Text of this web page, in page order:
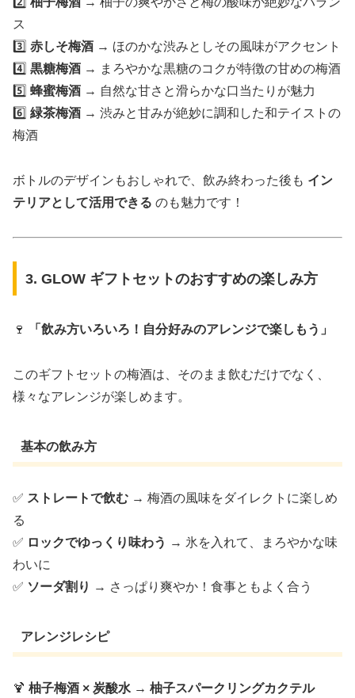
ス
3️⃣ 赤しそ梅酒 → ほのかな渋みとしその風味がアクセント
4️⃣ 黒糖梅酒 → まろやかな黒糖のコクが特徴の甘めの梅酒
5️⃣ 蜂蜜梅酒 → 自然な甘さと滑らかな口当たりが魅力
6️⃣ 緑茶梅酒 → 渋みと甘みが絶妙に調和した和テイストの
梅酒
ボトルのデザインもおしゃれで、飲み終わった後も イン
テリアとして活用できる のも魅力です！
3. GLOW ギフトセットのおすすめの楽しみ方
🍷 「飲み方いろいろ！自分好みのアレンジで楽しもう」
このギフトセットの梅酒は、そのまま飲むだけでなく、
様々なアレンジが楽しめます。
基本の飲み方
✅ ストレートで飲む → 梅酒の風味をダイレクトに楽しめ
る
✅ ロックでゆっくり味わう → 氷を入れて、まろやかな味
わいに
✅ ソーダ割り → さっぱり爽やか！食事ともよく合う
アレンジレシピ
🍹 柚子梅酒 × 炭酸水 → 柚子スパークリングカクテル